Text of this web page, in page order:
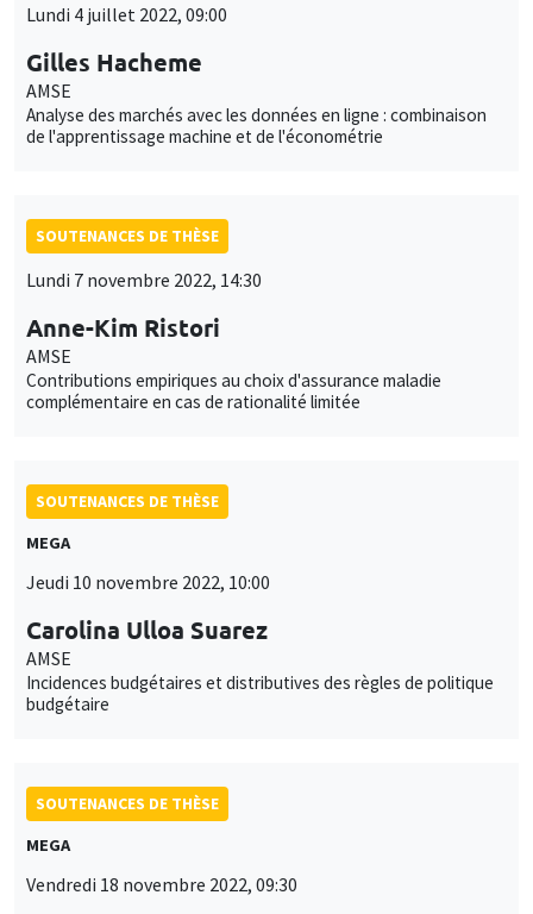
Lundi 4 juillet 2022, 09:00
Gilles Hacheme
AMSE
Analyse des marchés avec les données en ligne : combinaison
de l'apprentissage machine et de l'économétrie
SOUTENANCES DE THÈSE
Lundi 7 novembre 2022, 14:30
Anne-Kim Ristori
AMSE
Contributions empiriques au choix d'assurance maladie
complémentaire en cas de rationalité limitée
SOUTENANCES DE THÈSE
MEGA
Jeudi 10 novembre 2022, 10:00
Carolina Ulloa Suarez
AMSE
Incidences budgétaires et distributives des règles de politique
budgétaire
SOUTENANCES DE THÈSE
MEGA
Vendredi 18 novembre 2022, 09:30